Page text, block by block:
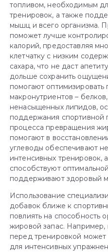
топливом, необходимым
тренировок, а также
мышц и всего организма.
поможет лучше
калорий, предоставляя
клетчатку с низким
сахара, что не даст
дольше сохранить
помогают оптимизировать
макронутриентов –
ненасыщенных липидов,
поддержания спортивной
процесса превращения
помогают в
углеводы обеспечивают
интенсивных тренировок,
способствуют
поддерживают здоровый
Использование
добавок ближе к
повлиять на способность
жировой запас. Например,
перед тренировкой может
для интенсивных